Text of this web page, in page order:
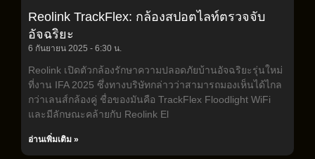
Reolink TrackFlex: กล้องสปอตไลท์ตรวจจับ
อัจฉริยะ
6 กันยายน 2025 6:30 น.
Reolink เปิดตัวกล้องรักษาความปลอดภัยบ้านอัจฉริยะรุ่นใหม่
ที่งาน IFA 2025 ซึ่งทางบริษัทกล่าวว่าสามารถมองเห็นได้ไกล
กว่าเลนส์กล้องคู่ ชื่อของมันคือ TrackFlex Floodlight WiFi
และมีลักษณะคล้ายกับ Reolink El
อ่านเพิ่มเติม »